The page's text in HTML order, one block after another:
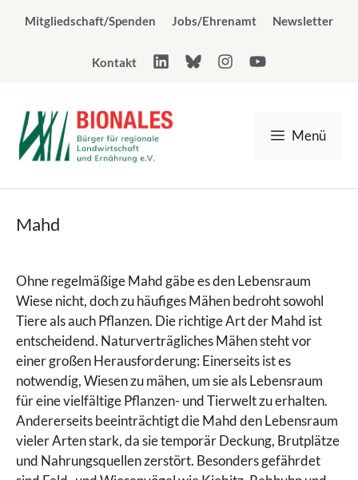
InhaltMitgliedschaft/Spenden Jobs/Ehrenamt Newsletter
Kontakt
Menü
Mahd
Ohne regelmäßige Mahd gäbe es den Lebensraum
Wiese nicht, doch zu häufiges Mähen bedroht sowohl
Tiere als auch Pflanzen. Die richtige Art der Mahd ist
entscheidend. Naturverträgliches Mähen steht vor
einer großen Herausforderung: Einerseits ist es
notwendig, Wiesen zu mähen, um sie als Lebensraum
für eine vielfältige Pflanzen- und Tierwelt zu erhalten.
Andererseits beeinträchtigt die Mahd den Lebensraum
vieler Arten stark, da sie temporär Deckung, Brutplätze
und Nahrungsquellen zerstört. Besonders gefährdet